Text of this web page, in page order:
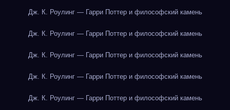
Дж. К. Роулинг — Гарри Поттер и философский камень
Дж. К. Роулинг — Гарри Поттер и философский камень
Дж. К. Роулинг — Гарри Поттер и философский камень
Дж. К. Роулинг — Гарри Поттер и философский камень
Дж. К. Роулинг — Гарри Поттер и философский камень